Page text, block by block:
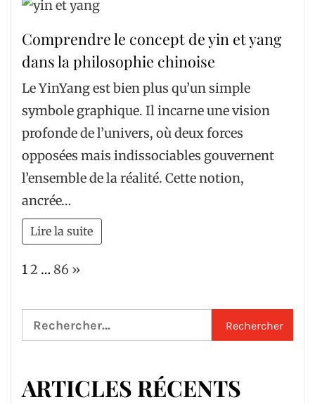
Comprendre le concept de yin et yang
dans la philosophie chinoise
Le YinYang est bien plus qu’un simple
symbole graphique. Il incarne une vision
profonde de l’univers, où deux forces
opposées mais indissociables gouvernent
l’ensemble de la réalité. Cette notion,
ancrée…
Lire la suite
Page:
12 … 86 Next
»
Rechercher :
ARTICLES RÉCENTS